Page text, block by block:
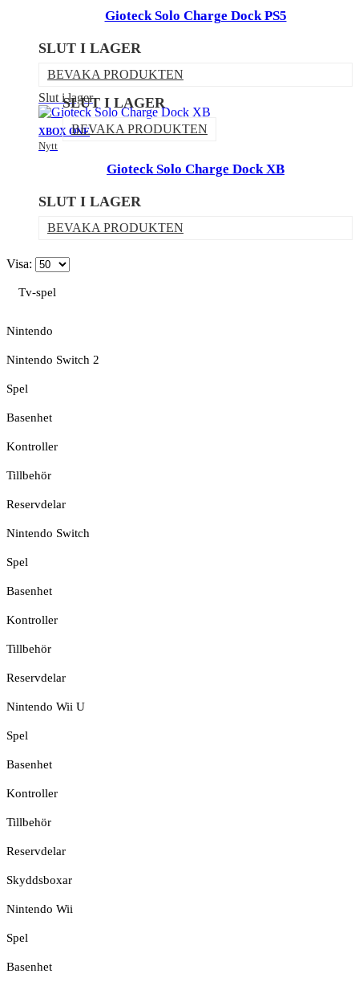
Gioteck Solo Charge Dock PS5
SLUT I LAGER
BEVAKA PRODUKTEN
Slut i lager
XBOX ONE
Nytt
SLUT I LAGER
BEVAKA PRODUKTEN
Gioteck Solo Charge Dock XB
SLUT I LAGER
BEVAKA PRODUKTEN
Visa:
Tv-spel
Nintendo
Nintendo Switch 2
Spel
Basenhet
Kontroller
Tillbehör
Reservdelar
Nintendo Switch
Spel
Basenhet
Kontroller
Tillbehör
Reservdelar
Nintendo Wii U
Spel
Basenhet
Kontroller
Tillbehör
Reservdelar
Skyddsboxar
Nintendo Wii
Spel
Basenhet